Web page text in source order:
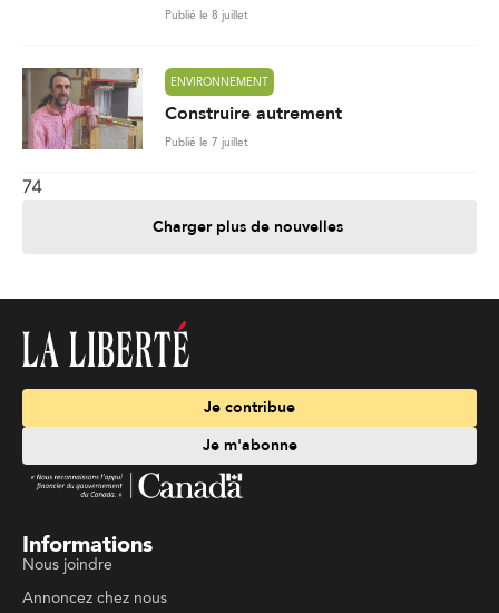
Publié le 8 juillet
ENVIRONNEMENT
Construire autrement
Publié le 7 juillet
74
Charger plus de nouvelles
Je contribue
Je m'abonne
Informations
Nous joindre
Annoncez chez nous